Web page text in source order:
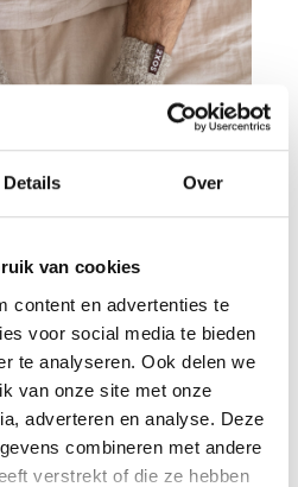
Details Over
van cookies
content en advertenties te
voor social media te bieden
te analyseren. Ook delen we
van onze site met onze
adverteren en analyse. Deze
combineren met andere
verstrekt of die ze hebben